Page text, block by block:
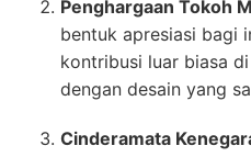
Penghargaan Tokoh
bentuk apresiasi bagi
kontribusi luar biasa
dengan desain yang
Cinderamata